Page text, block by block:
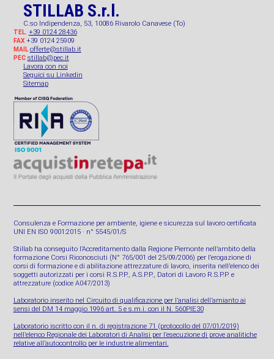
STILLAB S.r.l.
C.so Indipendenza, 53, 10086 Rivarolo Canavese (To)
TEL. +39 0124 28436
FAX+39 0124 25909
MAIL offerte@stillab.it
PEC stillab@pec.it
Lavora con noi
Seguici su Linkedin
Sitemap
Consulenza e Formazione per ambiente, igiene e sicurezza sul lavoro certificata
UNI EN ISO 9001:2015 · n° 5545/01/S
Stillab ha conseguito l’Accreditamento dalla Regione Piemonte nell’ambito della
formazione Corsi Riconosciuti (N° 765/001 del 25/09/2006) per l’erogazione di
corsi di formazione e di abilitazione attrezzature di lavoro, inserita nell’elenco dei
soggetti autorizzati per i corsi R.S.P.P., A.S.P.P., Datori di Lavoro R.S.P.P. e
attrezzature (codice A047/2013)
Laboratorio inserito nel Circuito di qualificazione per l’analisi dell’amianto ai
sensi del DM 14 maggio 1996 art. 5 e s.m.i. con il N. 560PIE30
Laboratorio iscritto con il n. di registrazione 71 (protocollo del 07/01/2019)
nell’elenco Regionale dei Laboratori di Analisi per l’esecuzione di prove analitiche
relative all’autocontrollo per le industrie alimentari.